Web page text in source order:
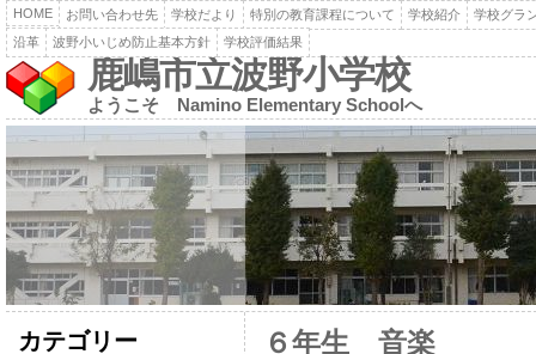
HOME お問い合わせ先 学校だより 特別の教育課程について 学校紹介
学校グラ
沿革
波野小いじめ防止基本方針 学校評価結果
鹿嶋市立波野小学校
ようこそ Namino Elementary Schoolへ
カテゴリー ６年生 音楽